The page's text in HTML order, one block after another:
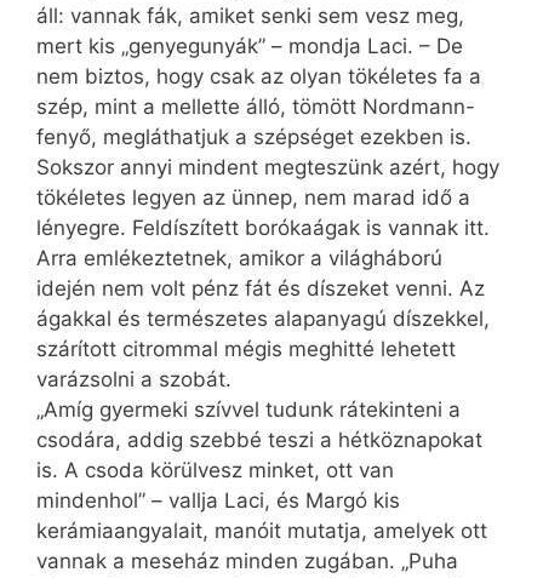
áll: vannak fák, amiket senki sem vesz meg,
mert kis „genyegunyák” – mondja Laci. – De
nem biztos, hogy csak az olyan tökéletes fa a
szép, mint a mellette álló, tömött Nordmann-
fenyő, megláthatjuk a szépséget ezekben is.
Sokszor annyi mindent megteszünk azért, hogy
tökéletes legyen az ünnep, nem marad idő a
lényegre. Feldíszített borókaágak is vannak itt.
Arra emlékeztetnek, amikor a világháború
idején nem volt pénz fát és díszeket venni. Az
ágakkal és természetes alapanyagú díszekkel,
szárított citrommal mégis meghitté lehetett
varázsolni a szobát.
„Amíg gyermeki szívvel tudunk rátekinteni a
csodára, addig szebbé teszi a hétköznapokat
is. A csoda körülvesz minket, ott van
mindenhol” – vallja Laci, és Margó kis
kerámiaangyalait, manóit mutatja, amelyek ott
vannak a meseház minden zugában. „Puha